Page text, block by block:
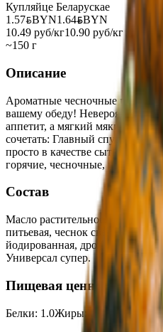
Купляйце Беларускае
1.57BYNBYN1.64BYNBYN
10.49 руб/кг10.90 руб/кг
~150 г
Описание
Ароматные чесночные пышки
вашему обеду! Невероятный
аппетит, а мягкий мякиш
сочетать: Главный спутник
просто в качестве сытного
горячие, чесночные, прямо из
Состав
Масло растительное, мука в/с
питьевая, чеснок свежий,
йодированная, дрожжи
Универсал супер.
Пищевая ценность на
Белки: 1.0Жиры:10.0 Углеводы :